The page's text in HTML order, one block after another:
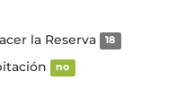
la Reserva 18
no